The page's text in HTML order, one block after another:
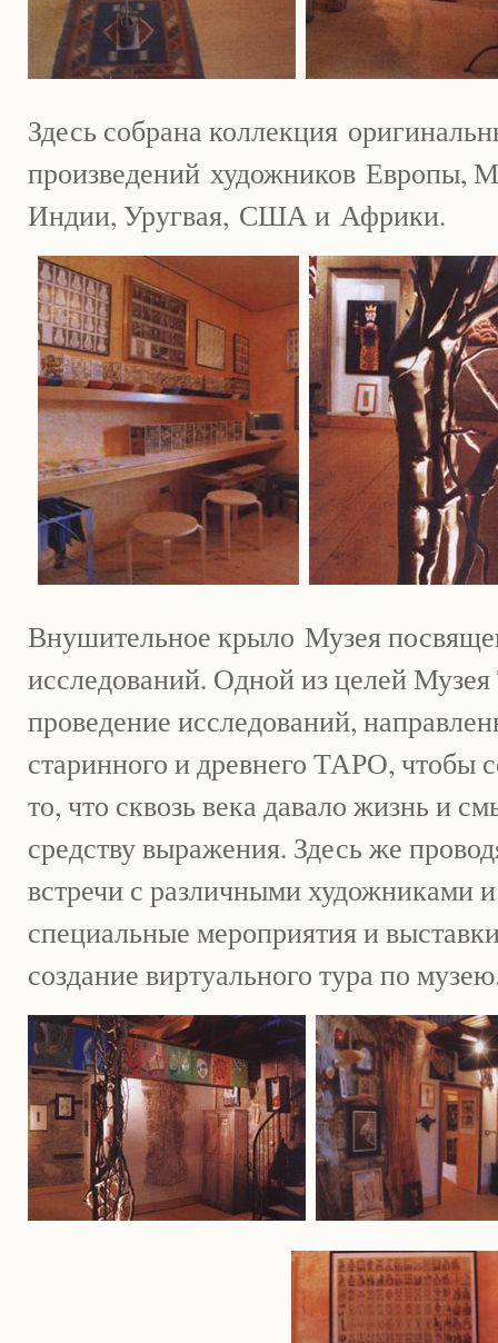
Здесь собрана коллекция
произведений художников Европы,
Индии, Уругвая, США и Африки.
Внушительное крыло Музея
исследований. Одной из целей
проведение исследований,
старинного и древнего ТАРО, чтобы
то, что сквозь века давало жизнь и
средству выражения. Здесь же
встречи с различными художниками
специальные мероприятия и
создание виртуального тура по